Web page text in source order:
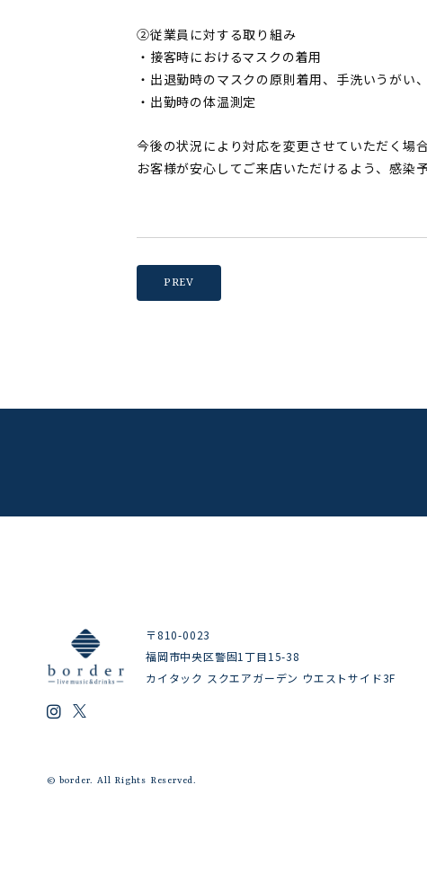
②従業員に対する取り組み
・接客時におけるマスクの着用
・出退勤時のマスクの原則着用、手洗いうがい
・出勤時の体温測定
今後の状況により対応を変更させていただく場合
お客様が安心してご来店いただけるよう、感染
PREV
〒810-0023
福岡市中央区警固1丁目15-38
カイタック スクエアガーデン ウエストサイド3F
© border. All Rights Reserved.